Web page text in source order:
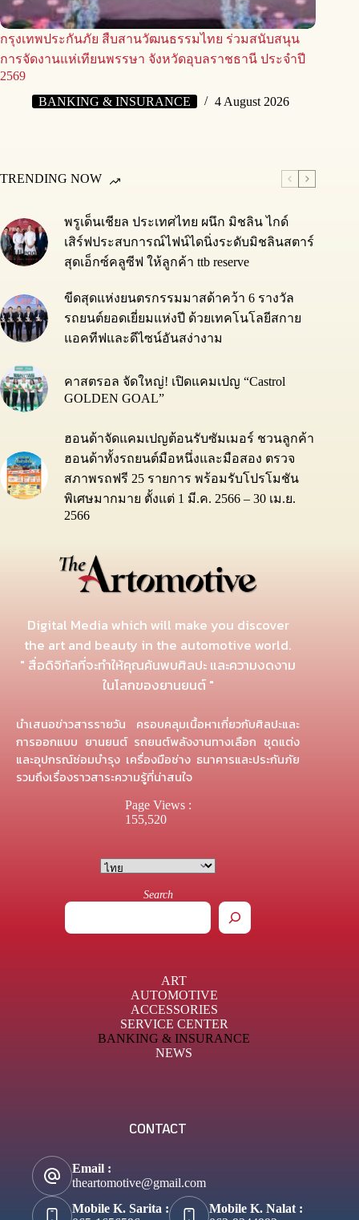
กรุงเทพประกันภัย สืบสานวัฒนธรรมไทย ร่วมสนับสนุน
การจัดงานแห่เทียนพรรษา จังหวัดอุบลราชธานี ประจำปี
2569
BANKING & INSURANCE
4 August 2026
TRENDING NOW
พรูเด็นเชียล ประเทศไทย ผนึก มิชลิน ไกด์
เสิร์ฟประสบการณ์ไฟน์ไดนิ่งระดับมิชลินสตาร์
สุดเอ็กซ์คลูซีฟ ให้ลูกค้า ttb reserve
ขีดสุดแห่งยนตรกรรมมาสด้าคว้า 6 รางวัล
รถยนต์ยอดเยี่ยมแห่งปี ด้วยเทคโนโลยีสกาย
แอคทีฟและดีไซน์อันสง่างาม
คาสตรอล จัดใหญ่! เปิดแคมเปญ “Castrol
GOLDEN GOAL”
ฮอนด้าจัดแคมเปญต้อนรับซัมเมอร์ ชวนลูกค้า
ฮอนด้าทั้งรถยนต์มือหนึ่งและมือสอง ตรวจ
สภาพรถฟรี 25 รายการ พร้อมรับโปรโมชัน
พิเศษมากมาย ตั้งแต่ 1 มี.ค. 2566 – 30 เม.ย.
2566
Digital Media which will make you discover
the art and beauty in the automotive world.
" สื่อดิจิทัลที่จะทำให้คุณค้นพบศิลปะ และความงดงาม
ในโลกของยานยนต์ "
นำเสนอข่าวสารรายวัน ครอบคลุมเนื้อหาเกี่ยวกับศิลปะและ
การออกแบบ ยานยนต์ รถยนต์พลังงานทางเลือก ชุดแต่ง
และอุปกรณ์ซ่อมบำรุง เครื่องมือช่าง ธนาคารและประกันภัย
รวมถึงเรื่องราวสาระความรู้ที่น่าสนใจ
Page Views :
155,520
Search
ART
AUTOMOTIVE
ACCESSORIES
SERVICE CENTER
BANKING & INSURANCE
NEWS
CONTACT
Email :
theartomotive@gmail.com
Mobile K. Sarita :
Mobile K. Nalat :